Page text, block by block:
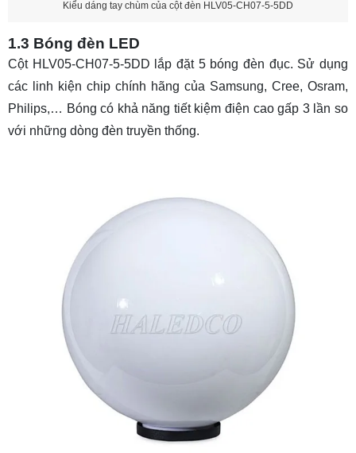
Kiểu dáng tay chùm của cột đèn HLV05-CH07-5-5DD
1.3 Bóng đèn LED
Cột HLV05-CH07-5-5DD lắp đặt 5 bóng đèn đục. Sử dụng
các linh kiện chip chính hãng của Samsung, Cree, Osram,
Philips,… Bóng có khả năng tiết kiệm điện cao gấp 3 lần so
với những dòng đèn truyền thống.